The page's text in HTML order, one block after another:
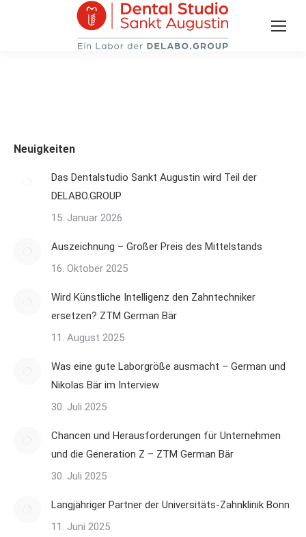
Neuigkeiten
Das Dentalstudio Sankt Augustin wird Teil der
DELABO.GROUP
15. Januar 2026
Auszeichnung – Großer Preis des Mittelstands
16. Oktober 2025
Wird Künstliche Intelligenz den Zahntechniker
ersetzen? ZTM German Bär
11. August 2025
Was eine gute Laborgröße ausmacht – German und
Nikolas Bär im Interview
30. Juli 2025
Chancen und Herausforderungen für Unternehmen
und die Generation Z – ZTM German Bär
30. Juli 2025
Langjähriger Partner der Universitäts-Zahnklinik Bonn
11. Juni 2025